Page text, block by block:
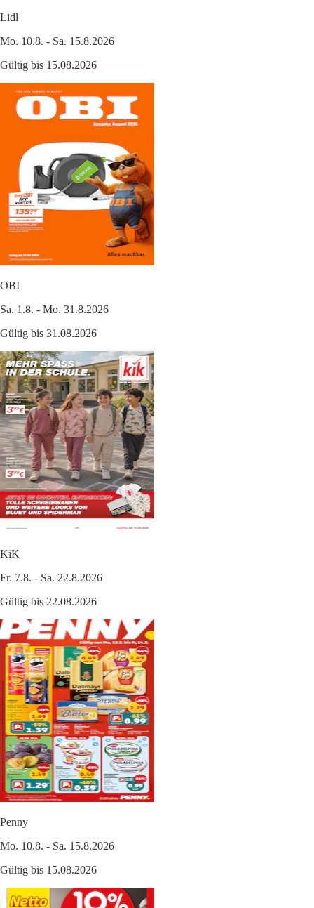
Lidl
Mo. 10.8. - Sa. 15.8.2026
Gültig bis 15.08.2026
OBI
Sa. 1.8. - Mo. 31.8.2026
Gültig bis 31.08.2026
KiK
Fr. 7.8. - Sa. 22.8.2026
Gültig bis 22.08.2026
Penny
Mo. 10.8. - Sa. 15.8.2026
Gültig bis 15.08.2026